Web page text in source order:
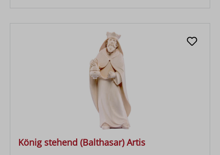
König stehend (Balthasar) Artis